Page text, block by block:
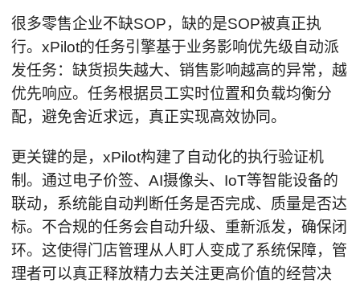
很多零售企业不缺SOP，缺的是SOP被真正执
行。xPilot的任务引擎基于业务影响优先级自动派
发任务：缺货损失越大、销售影响越高的异常，越
优先响应。任务根据员工实时位置和负载均衡分
配，避免舍近求远，真正实现高效协同。
更关键的是，xPilot构建了自动化的执行验证机
制。通过电子价签、AI摄像头、IoT等智能设备的
联动，系统能自动判断任务是否完成、质量是否达
标。不合规的任务会自动升级、重新派发，确保闭
环。这使得门店管理从人盯人变成了系统保障，管
理者可以真正释放精力去关注更高价值的经营决